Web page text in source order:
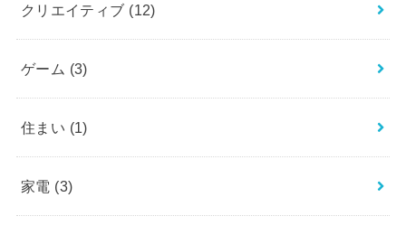
クリエイティブ (12)
ゲーム (3)
住まい (1)
家電 (3)